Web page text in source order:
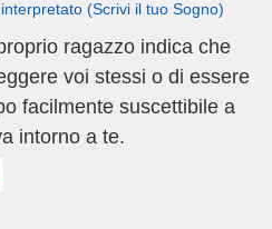
(Scrivi il tuo Sogno)
ragazzo indica che
voi stessi o di essere
facilmente suscettibile a
intorno a te.